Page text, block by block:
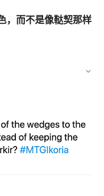
，而不是像鞑契那样